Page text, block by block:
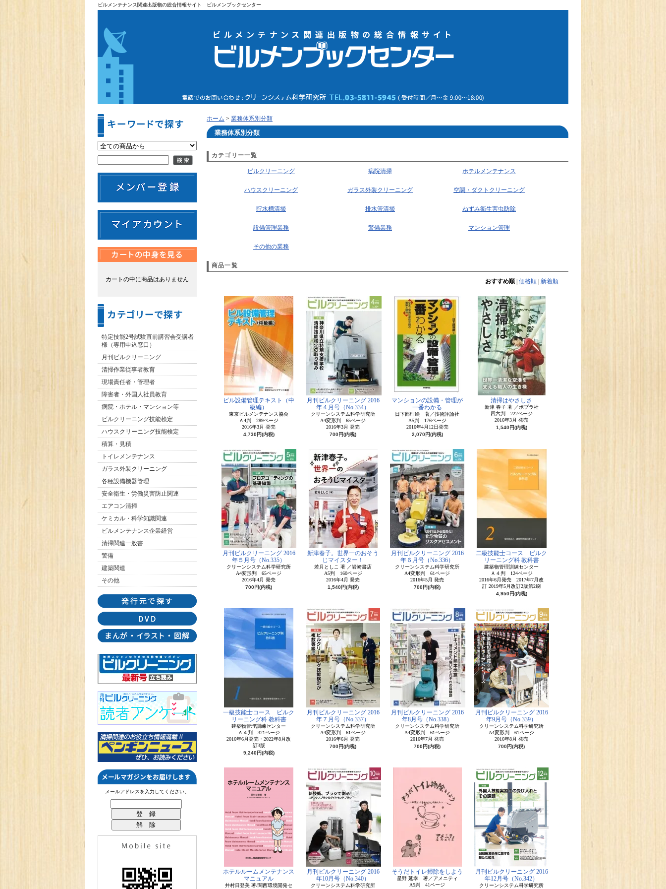
ビルメンテナンス関連出版物の総合情報サイト ビルメンブックセンター
カートの中に商品はありません
特定技能2号試験直前講習会受講者
様（専用申込窓口）
月刊ビルクリーニング
清掃作業従事者教育
現場責任者・管理者
障害者・外国人社員教育
病院・ホテル・マンション等
ビルクリーニング技能検定
ハウスクリーニング技能検定
積算・見積
トイレメンテナンス
ガラス外装クリーニング
各種設備機器管理
安全衛生・労働災害防止関連
エアコン清掃
ケミカル・科学知識関連
ビルメンテナンス企業経営
清掃関連一般書
警備
建築関連
その他
メールアドレスを入力してください。
ホーム > 業務体系別分類
業務体系別分類
カテゴリー一覧
ビルクリーニング 病院清掃 ホテルメンテナンス
ハウスクリーニング ガラス外装クリーニング 空調・ダクトクリーニング
貯水槽清掃 排水管清掃 ねずみ衛生害虫防除
設備管理業務 警備業務 マンション管理
その他の業務
商品一覧
おすすめ順 価格順 新着順
ビル設備管理テキスト（中
級編）
東京ビルメンテナンス協会
Ａ4判 289ページ
2016年3月 発売
4,730円(内税)
月刊ビルクリーニング 2016
年４月号（No.334）
クリーンシステム科学研究所
A4変形判 65ページ
2016年3月 発売
700円(内税)
マンションの設備・管理が
一番わかる
日下部理絵 著／技術評論社
A5判 176ページ
2016年4月12日発売
2,070円(内税)
清掃はやさしさ
新津 春子 著 ／ポプラ社
四六判 222ページ
2016年3月 発売
1,540円(内税)
月刊ビルクリーニング 2016
年５月号（No.335）
クリーンシステム科学研究所
A4変形判 65ページ
2016年4月 発売
700円(内税)
新津春子。世界一のおそう
じマイスター！
若月としこ 著 ／岩崎書店
A5判 160ページ
2016年4月 発売
1,540円(内税)
月刊ビルクリーニング 2016
年６月号（No.336）
クリーンシステム科学研究所
A4変形判 61ページ
2016年5月 発売
700円(内税)
二級技能士コース ビルク
リーニング科 教科書
建築物管理訓練センター
Ａ４判 124ページ
2016年6月発売 2017年7月改
訂 2019年5月改訂2版第2刷
4,950円(内税)
一級技能士コース ビルク
リーニング科 教科書
建築物管理訓練センター
Ａ４判 321ページ
2016年6月発売・2022年8月改
訂3版
9,240円(内税)
月刊ビルクリーニング 2016
年７月号（No.337）
クリーンシステム科学研究所
A4変形判 61ページ
2016年6月 発売
700円(内税)
月刊ビルクリーニング 2016
年8月号（No.338）
クリーンシステム科学研究所
A4変形判 61ページ
2016年7月 発売
700円(内税)
月刊ビルクリーニング 2016
年9月号（No.339）
クリーンシステム科学研究所
A4変形判 61ページ
2016年8月 発売
700円(内税)
ホテルルームメンテナンス
マニュアル
井村日登美 著/関西環境開発セ
月刊ビルクリーニング 2016
年10月号（No.340）
クリーンシステム科学研究所
そうだトイレ掃除をしよう
星野 延幸 著／アメニティ
A5判 41ページ
月刊ビルクリーニング 2016
年12月号（No.342）
クリーンシステム科学研究所